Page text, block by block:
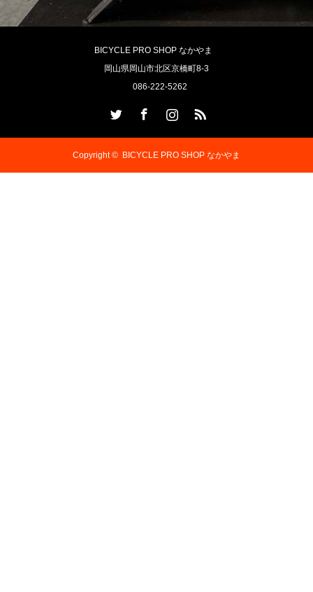
BICYCLE PRO SHOP なかやま
岡山県岡山市北区京橋町8-3
086-222-5262
Copyright © BICYCLE PRO SHOP なかやま